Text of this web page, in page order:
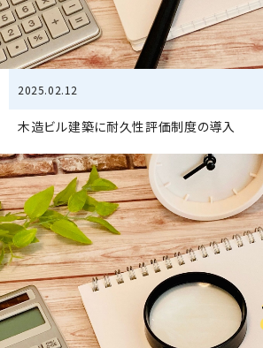
2025.02.12
木造ビル建築に耐久性評価制度の導入